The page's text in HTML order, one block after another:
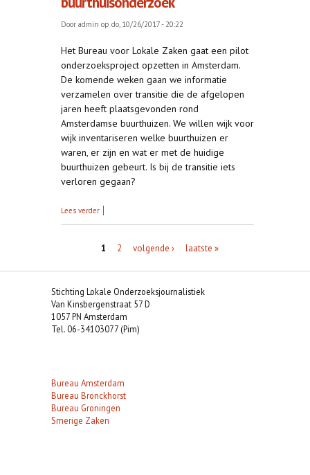
Door admin op do, 10/26/2017 - 20:22
Het Bureau voor Lokale Zaken gaat een pilot
onderzoeksproject opzetten in Amsterdam.
De komende weken gaan we informatie
verzamelen over transitie die de afgelopen
jaren heeft plaatsgevonden rond
Amsterdamse buurthuizen. We willen wijk voor
wijk inventariseren welke buurthuizen er
waren, er zijn en wat er met de huidige
buurthuizen gebeurt. Is bij de transitie iets
verloren gegaan?
Lees verder over Pilot project I: het buurthuisonderzoek
1 2 volgende › laatste »
Stichting Lokale Onderzoeksjournalistiek
Van Kinsbergenstraat 57 D
1057 PN Amsterdam
Tel. 06-34103077 (Pim)
Bureau Amsterdam
Bureau Bronckhorst
Bureau Groningen
Smerige Zaken